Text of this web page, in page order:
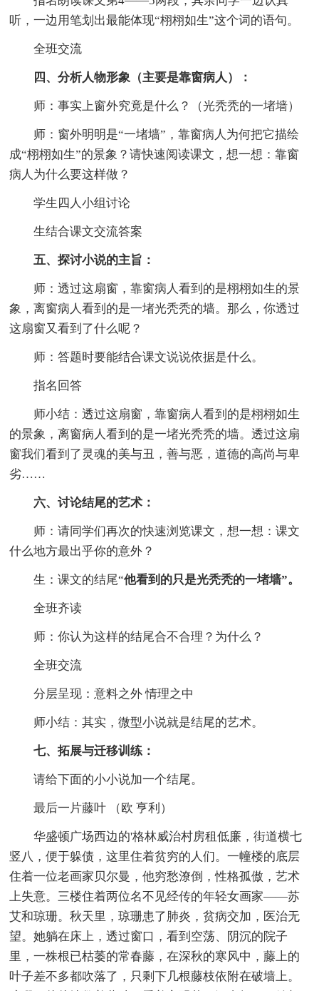
听，一边用笔划出最能体现“栩栩如生”这个词的语句。
全班交流
四、分析人物形象（主要是靠窗病人）：
师：事实上窗外究竟是什么？（光秃秃的一堵墙）
师：窗外明明是“一堵墙”，靠窗病人为何把它描绘
成“栩栩如生”的景象？请快速阅读课文，想一想：靠窗
病人为什么要这样做？
学生四人小组讨论
生结合课文交流答案
五、探讨小说的主旨：
师：透过这扇窗，靠窗病人看到的是栩栩如生的景
象，离窗病人看到的是一堵光秃秃的墙。那么，你透过
这扇窗又看到了什么呢？
师：答题时要能结合课文说说依据是什么。
指名回答
师小结：透过这扇窗，靠窗病人看到的是栩栩如生
的景象，离窗病人看到的是一堵光秃秃的墙。透过这扇
窗我们看到了灵魂的美与丑，善与恶，道德的高尚与卑
劣……
六、讨论结尾的艺术：
师：请同学们再次的快速浏览课文，想一想：课文
什么地方最出乎你的意外？
生：课文的结尾“他看到的只是光秃秃的一堵墙”。
全班齐读
师：你认为这样的结尾合不合理？为什么？
全班交流
分层呈现：意料之外 情理之中
师小结：其实，微型小说就是结尾的艺术。
七、拓展与迁移训练：
请给下面的小小说加一个结尾。
最后一片藤叶 （欧 亨利）
华盛顿广场西边的'格林威治村房租低廉，街道横七
竖八，便于躲债，这里住着贫穷的人们。一幢楼的底层
住着一位老画家贝尔曼，他穷愁潦倒，性格孤傲，艺术
上失意。三楼住着两位名不见经传的年轻女画家——苏
艾和琼珊。秋天里，琼珊患了肺炎，贫病交加，医治无
望。她躺在床上，透过窗口，看到空荡、阴沉的院子
里，一株根已枯萎的常春藤，在深秋的寒风中，藤上的
叶子差不多都吹落了，只剩下几根藤枝依附在破墙上。